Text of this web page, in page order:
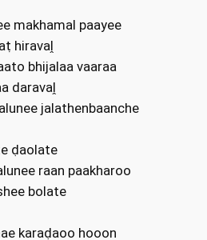
makhamal paayee
hiravaḽ
bhijalaa vaaraa
daravaḽ
jalathenbaanche
ḍaolate
raan paakharoo
bolate
karaḍaoo hooon